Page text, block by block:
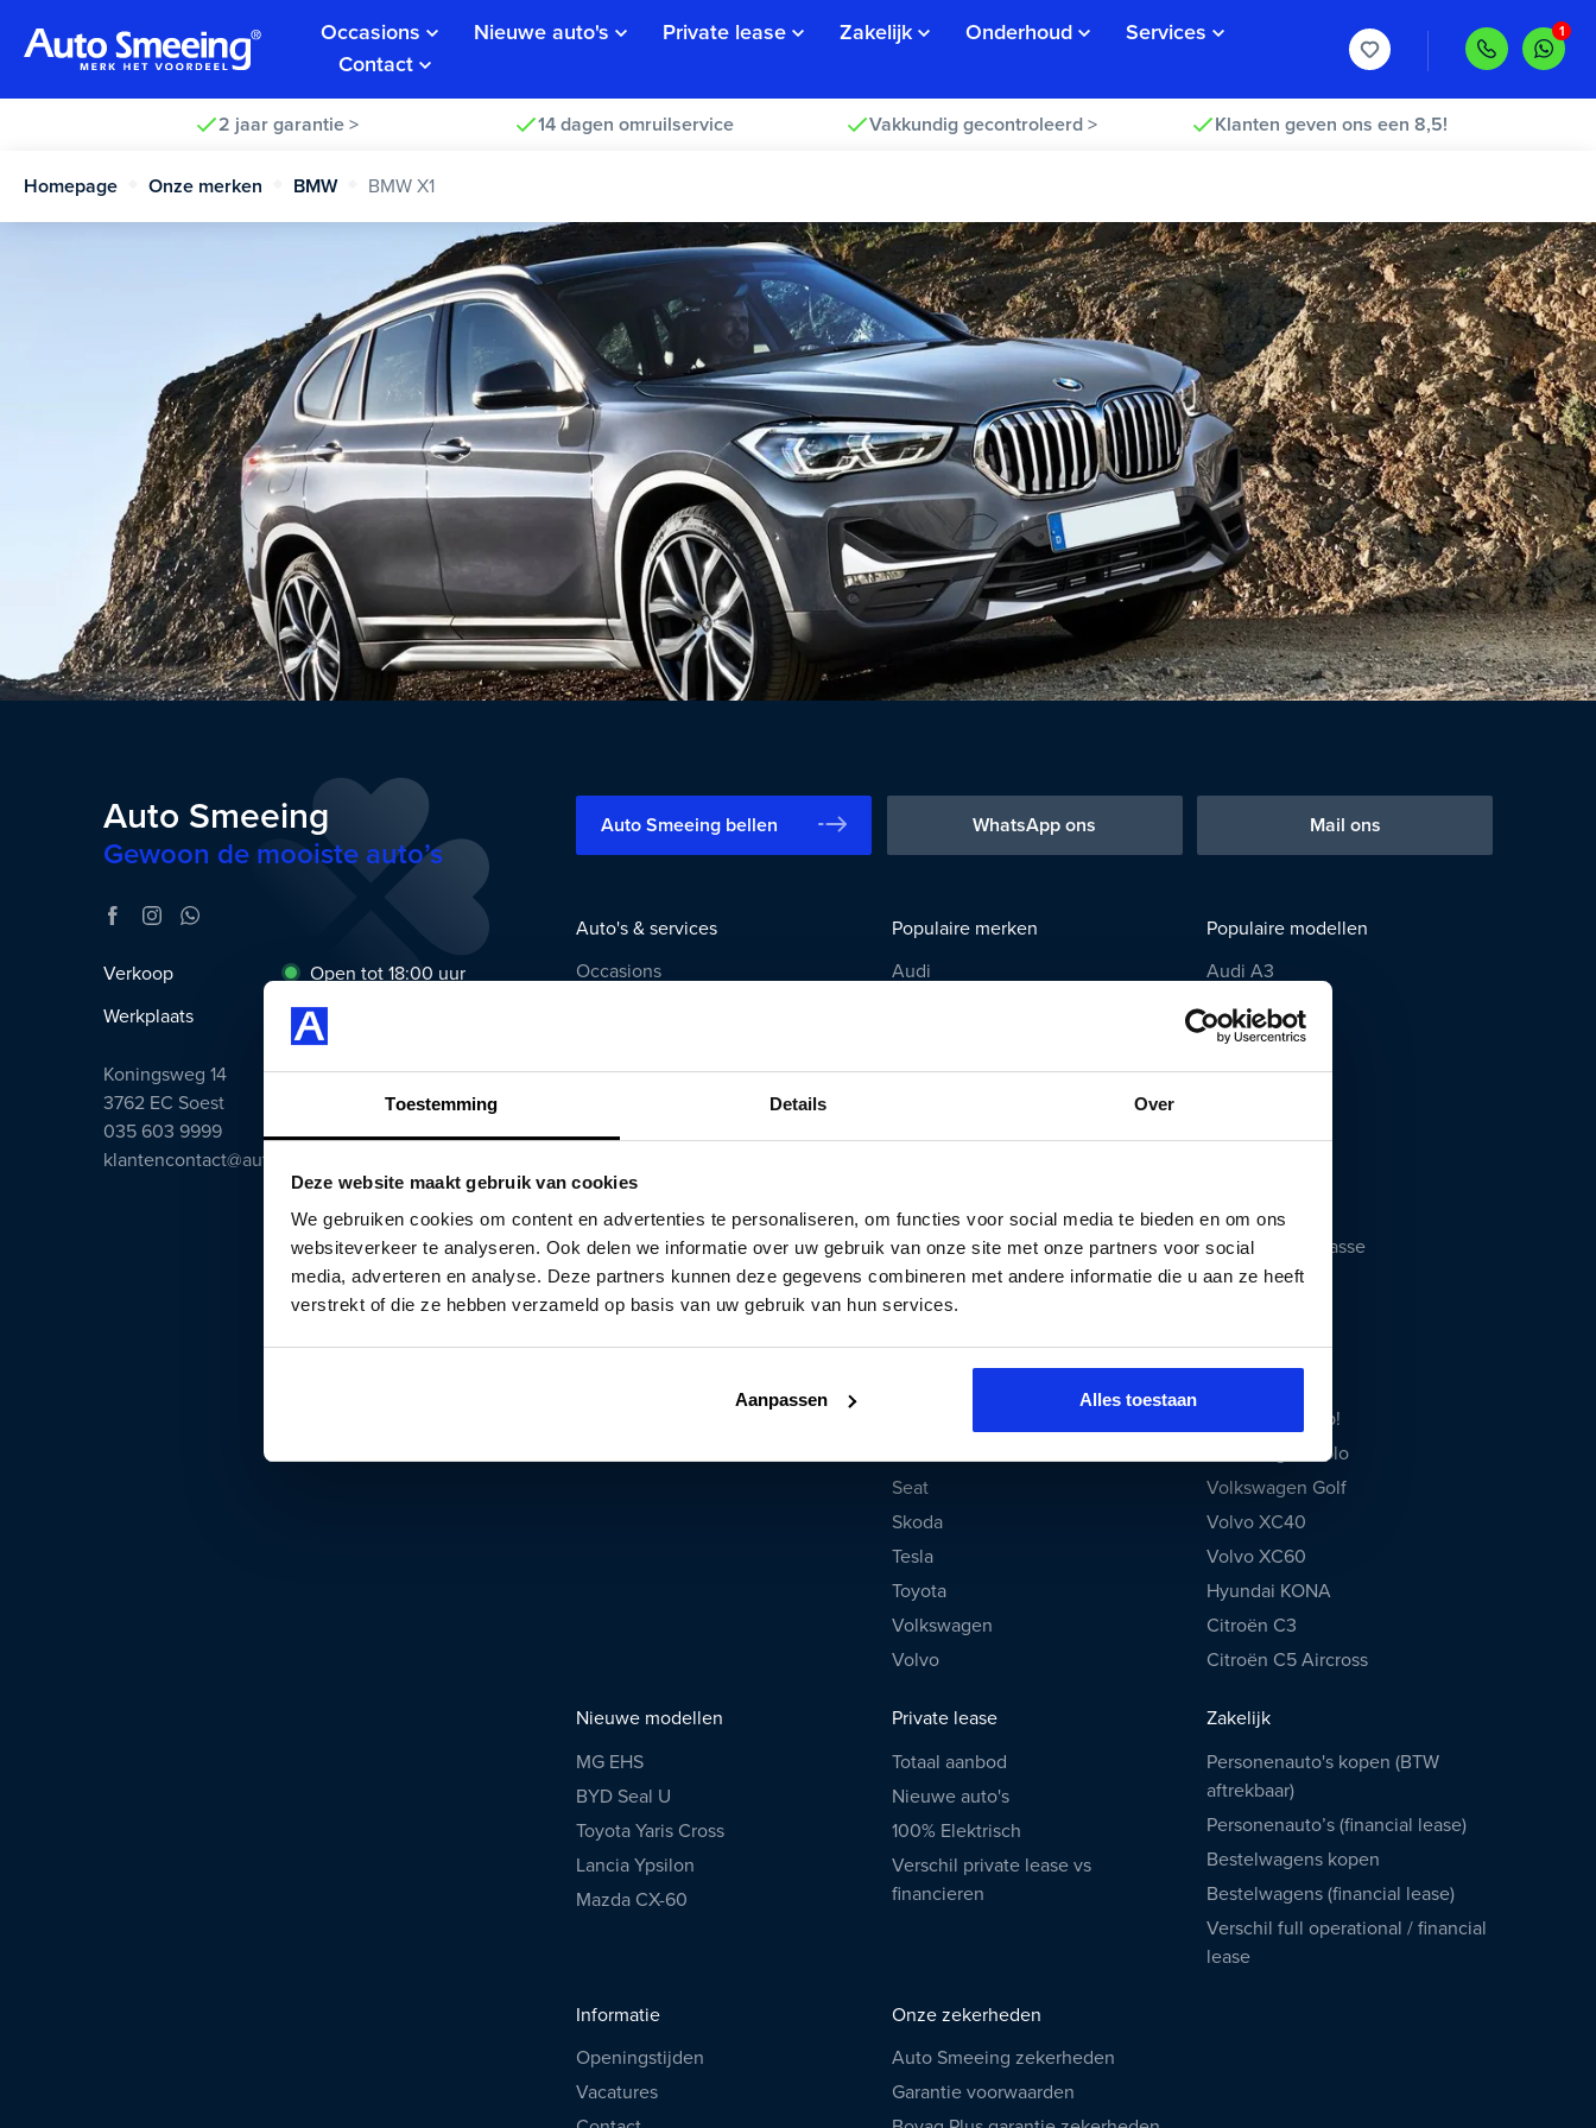
Toestemming Details Over
Deze website maakt gebruik van cookies
We gebruiken cookies om content en advertenties te personaliseren, om functies voor social media te bieden en om ons
websiteverkeer te analyseren. Ook delen we informatie over uw gebruik van onze site met onze partners voor social
media, adverteren en analyse. Deze partners kunnen deze gegevens combineren met andere informatie die u aan ze heeft
verstrekt of die ze hebben verzameld op basis van uw gebruik van hun services.
Aanpassen Alles toestaan
Occasions Nieuwe auto's Private lease Zakelijk Onderhoud
Services
Contact
2 jaar garantie > 14 dagen omruilservice Vakkundig gecontroleerd > Klanten geven ons een 8,5!
Homepage Onze merken BMW BMW X1
Auto Smeeing
Gewoon de mooiste auto’s
Verkoop
Open tot 18:00 uur
Werkplaats
Open tot 17:00 uur
Koningsweg 14
3762 EC Soest
035 603 9999
klantencontact@autosmeeing.nl
Auto Smeeing bellen WhatsApp ons Mail ons
Auto's & services
Occasions
Zakelijk
Onderhoud
Banden en velgen shop
Actueel
De mooiste hybride auto's
Populaire merken
Audi
Dacia
Ford
Kia
Lynk & Co
Mazda
Mercedes
Mitsubishi
Seat
Skoda
Tesla
Toyota
Volkswagen
Volvo
Populaire modellen
Audi A3
BMW 3 Serie
BMW X1
Fiat 500
Kia Niro
Lynk & Co 01
Mercedes A-Klasse
Opel Corsa
Polestar 2
Volkswagen Up!
Volkswagen Polo
Volkswagen Golf
Volvo XC40
Volvo XC60
Hyundai KONA
Citroën C3
Citroën C5 Aircross
Nieuwe modellen
MG EHS
BYD Seal U
Toyota Yaris Cross
Lancia Ypsilon
Mazda CX-60
Private lease
Totaal aanbod
Nieuwe auto's
100% Elektrisch
Verschil private lease vs
financieren
Zakelijk
Personenauto's kopen (BTW
aftrekbaar)
Personenauto’s (financial lease)
Bestelwagens kopen
Bestelwagens (financial lease)
Verschil full operational / financial
lease
Informatie
Openingstijden
Vacatures
Onze zekerheden
Auto Smeeing zekerheden
Garantie voorwaarden